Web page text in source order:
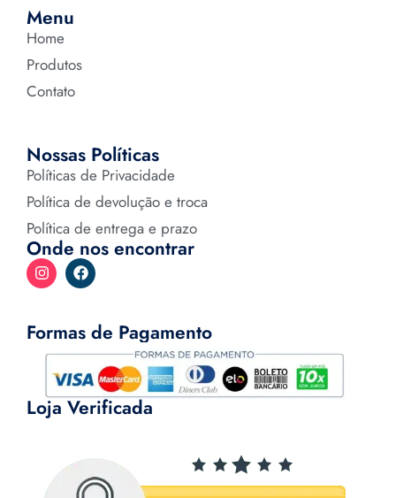
Menu
Home
Produtos
Contato
Nossas Políticas
Políticas de Privacidade
Política de devolução e troca
Política de entrega e prazo
Onde nos encontrar
Formas de Pagamento
Loja Verificada